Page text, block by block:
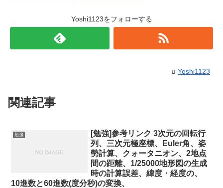
Yoshi1123をフォローする
Yoshi1123
関連記事
勉強
[勉強]参考リンク 3次元の回転行
列、三次元極座標、Euler角、姿
勢計算、クォータニオン、2地点
間の距離、1/25000地形図の生成
時の計算誤差、緯度・経度の、
10進数と60進数(度分秒)の変換、